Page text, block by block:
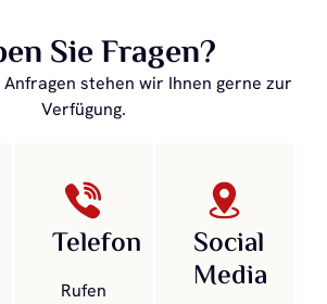
Sie Fragen?
Anfragen stehen wir Ihnen gerne zur
Verfügung.
Telefon
Rufen
Social
Media